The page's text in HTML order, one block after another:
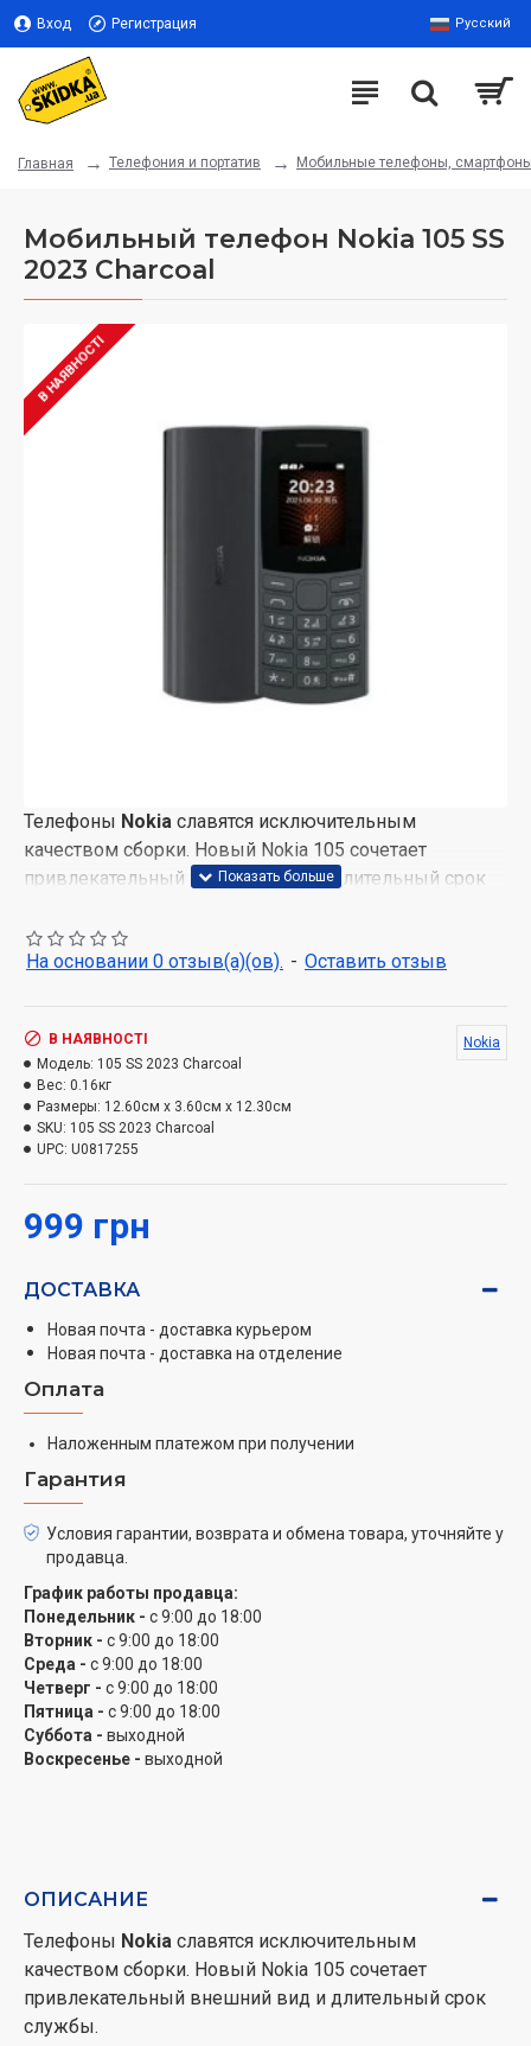
Вход Регистрация Русский
Главная Телефония и портатив Мобильные телефоны,
Мобильный телефон Nokia 105 SS
2023 Charcoal
В НАЯВНОСТІ
Телефоны Nokia славятся исключительным
качеством сборки. Новый Nokia 105 сочетает
привлекательный внешний вид и длительный срок
Аккумулятор на несколько дней
версия (105) держит вас на связи в течение
нескольких недель в режиме ожидания и давай
поговорим от восхода до заката.
На основании 0 отзыв(а)(ов). - Оставить отзыв
999 грн
В НАЯВНОСТІ
Модель: 105 SS 2023 Charcoal
Вес: 0.16кг
Размеры: 12.60см x 3.60см x 12.30см
SKU: 105 SS 2023 Charcoal
UPC: U0817255
Nokia
ДОСТАВКА
Новая почта - доставка курьером
Новая почта - доставка на отделение
Оплата
Наложенным платежом при получении
Гарантия
Условия гарантии, возврата и обмена товара, уточняйте у
продавца.
График работы продавца:
Понедельник - с 9:00 до 18:00
Вторник - с 9:00 до 18:00
Среда - с 9:00 до 18:00
Четверг - с 9:00 до 18:00
Пятница - с 9:00 до 18:00
Суббота - выходной
Воскресенье - выходной
ОПИСАНИЕ
Телефоны Nokia славятся исключительным
качеством сборки. Новый Nokia 105 сочетает
привлекательный внешний вид и длительный срок
службы.